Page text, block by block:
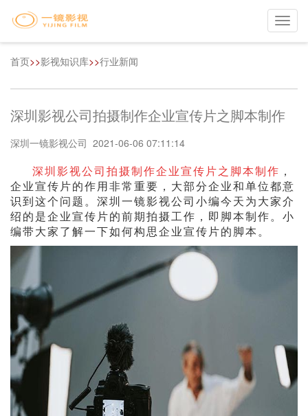
首页>>影视知识库>>行业新闻
深圳影视公司拍摄制作企业宣传片之脚本制作
深圳一镜影视公司 2021-06-06 07:11:14
深圳影视公司拍摄制作企业宣传片之脚本制作 ，
企业宣传片的作用非常重要，大部分企业和单位都意
识到这个问题。深圳一镜影视公司小编今天为大家介
绍的是企业宣传片的前期拍摄工作，即脚本制作。小
编带大家了解一下如何构思企业宣传片的脚本。